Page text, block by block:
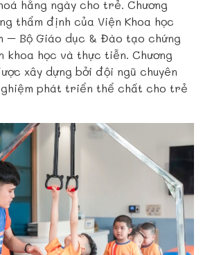
hằng ngày cho trẻ.Chương
thẩm định của Viện Khoa học
– Bộ Giáo dục & Đào tạo chứng
khoa học và thực tiễn. Chương
ược xây dựng bởi đội ngũ chuyên
phát triển thể chất cho trẻ